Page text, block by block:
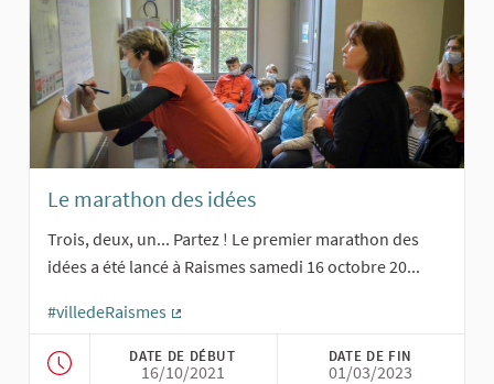
Le marathon des idées
Trois, deux, un... Partez ! Le premier marathon des
idées a été lancé à Raismes samedi 16 octobre 20...
#villedeRaismes
DATE DE DÉBUT
16/10/2021
DATE DE FIN
01/03/2023